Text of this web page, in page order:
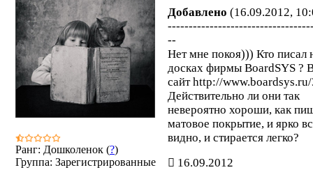
помощью магнитов. В комплект
фурнитура для крепления доски к
Ранг: Дошколенок (?)
Группа: Зарегистрированные
Добавлено (16.09.2012,
--
Нет мне покоя))) Кто писал
досках фирмы BoardSYS ?
сайт http://
Действительно ли они так
невероятно хороши, как
матовое покрытие, и ярко
видно, и стирается легко?
16.09.2012